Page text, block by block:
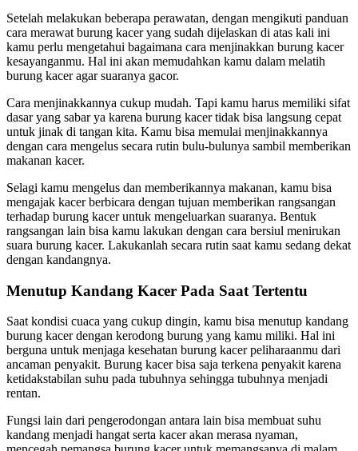
Setelah melakukan beberapa perawatan, dengan mengikuti panduan
cara merawat burung kacer yang sudah dijelaskan di atas kali ini
kamu perlu mengetahui bagaimana cara menjinakkan burung kacer
kesayanganmu. Hal ini akan memudahkan kamu dalam melatih
burung kacer agar suaranya gacor.
Cara menjinakkannya cukup mudah. Tapi kamu harus memiliki sifat
dasar yang sabar ya karena burung kacer tidak bisa langsung cepat
untuk jinak di tangan kita. Kamu bisa memulai menjinakkannya
dengan cara mengelus secara rutin bulu-bulunya sambil memberikan
makanan kacer.
Selagi kamu mengelus dan memberikannya makanan, kamu bisa
mengajak kacer berbicara dengan tujuan memberikan rangsangan
terhadap burung kacer untuk mengeluarkan suaranya. Bentuk
rangsangan lain bisa kamu lakukan dengan cara bersiul menirukan
suara burung kacer. Lakukanlah secara rutin saat kamu sedang dekat
dengan kandangnya.
Menutup Kandang Kacer Pada Saat Tertentu
Saat kondisi cuaca yang cukup dingin, kamu bisa menutup kandang
burung kacer dengan kerodong burung yang kamu miliki. Hal ini
berguna untuk menjaga kesehatan burung kacer peliharaanmu dari
ancaman penyakit. Burung kacer bisa saja terkena penyakit karena
ketidakstabilan suhu pada tubuhnya sehingga tubuhnya menjadi
rentan.
Fungsi lain dari pengerodongan antara lain bisa membuat suhu
kandang menjadi hangat serta kacer akan merasa nyaman,